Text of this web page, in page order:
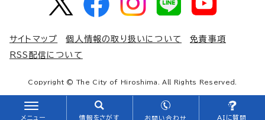
メニュー 情報をさがす お問い合わせ AIに質問
サイトマップ 個人情報の取り扱いについて
免責事項
RSS配信について
Copyright © The City of Hiroshima. All Rights Reserved.